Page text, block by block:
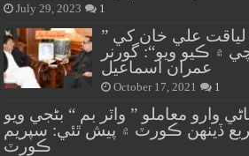
July 29, 2023 1
” فرزند ڪراچي لياقت علي خان کي
۾ ڪيو ويو“: گورنر
عمران اسماعيل
October 17, 2021 1
وارو معاملو ” واٽر بم “ بڻجي ويو
ڏينهن ڪورٽ ۾ پيش ٿئي: سپريم
ڪورٽ